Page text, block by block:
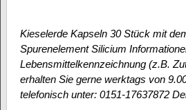
Kieselerde Kapseln 30 Stück mit
Spurenelement Silicium
Lebensmittelkennzeichnung (z.B.
erhalten Sie gerne werktags von
telefonisch unter: 0151-17637872